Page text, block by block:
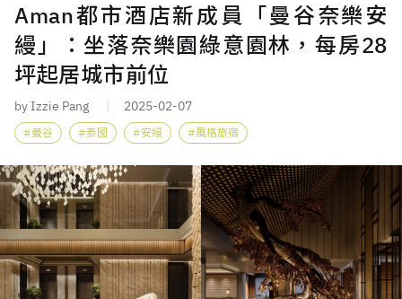
Aman都市酒店新成員「曼谷奈樂安
縵」：坐落奈樂園綠意園林，每房28
坪起居城市前位
by Izzie Pang 2025-02-07
曼谷 泰國 安縵 風格旅宿